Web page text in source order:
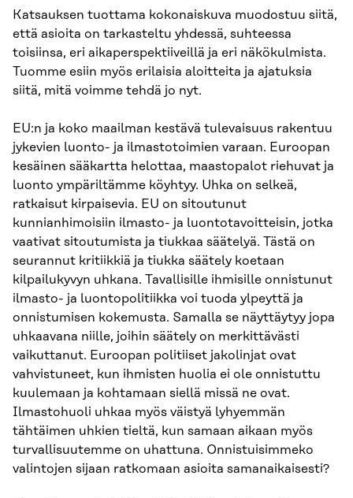
Katsauksen tuottama kokonaiskuva muodostuu siitä,
että asioita on tarkasteltu yhdessä, suhteessa
toisiinsa, eri aikaperspektiiveillä ja eri näkökulmista.
Tuomme esiin myös erilaisia aloitteita ja ajatuksia
siitä, mitä voimme tehdä jo nyt.
EU:n ja koko maailman kestävä tulevaisuus rakentuu
jykevien luonto- ja ilmastotoimien varaan. Euroopan
kesäinen sääkartta helottaa, maastopalot riehuvat ja
luonto ympäriltämme köyhtyy. Uhka on selkeä,
ratkaisut kirpaisevia. EU on sitoutunut
kunnianhimoisiin ilmasto- ja luontotavoitteisin, jotka
vaativat sitoutumista ja tiukkaa säätelyä. Tästä on
seurannut kritiikkiä ja tiukka säätely koetaan
kilpailukyvyn uhkana. Tavallisille ihmisille onnistunut
ilmasto- ja luontopolitiikka voi tuoda ylpeyttä ja
onnistumisen kokemusta. Samalla se näyttäytyy jopa
uhkaavana niille, joihin säätely on merkittävästi
vaikuttanut. Euroopan politiiset jakolinjat ovat
vahvistuneet, kun ihmisten huolia ei ole onnistuttu
kuulemaan ja kohtamaan siellä missä ne ovat.
Ilmastohuoli uhkaa myös väistyä lyhyemmän
tähtäimen uhkien tieltä, kun samaan aikaan myös
turvallisuutemme on uhattuna. Onnistuisimmeko
valintojen sijaan ratkomaan asioita samanaikaisesti?